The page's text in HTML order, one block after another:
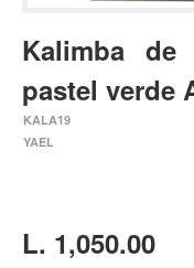
Amplificadores
Pedales de efectos
Estuches y fundas
Kalimba de
pastel verde
KALA19
YAEL
L. 1,050.00